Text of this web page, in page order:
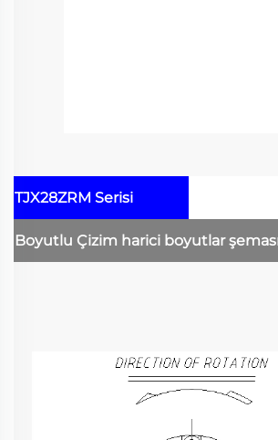
TJX28ZRM Serisi
Boyutlu Çizim harici boyutlar